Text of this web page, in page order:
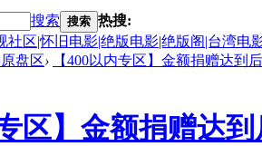
搜索 搜索 热搜:
社区|怀旧电影|绝版电影|绝版阁|台湾
盘区›
【400以内专区】金额捐赠达到
专区】金额捐赠达